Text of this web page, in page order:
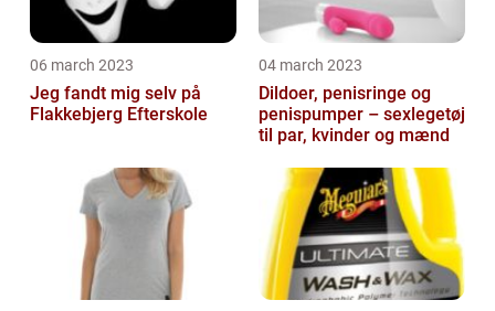
06 march 2023
Jeg fandt mig selv på
Flakkebjerg Efterskole
04 march 2023
Dildoer, penisringe og
penispumper – sexlegetøj
til par, kvinder og mænd